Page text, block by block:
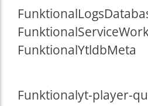
Funktional
Funktional
FunktionalYtldbMeta
Funktionalyt-player-